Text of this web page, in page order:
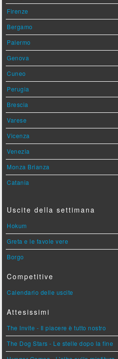
Firenze
Bergamo
Palermo
Genova
Cuneo
Perugia
Brescia
Varese
Vicenza
Venezia
Monza Brianza
Catania
Uscite della settimana
Hokum
Greta e le favole vere
Borgo
Competitive
Calendario delle uscite
Attesissimi
The Invite - Il piacere è tutto nostro
The Dog Stars - Le stelle dopo la fine